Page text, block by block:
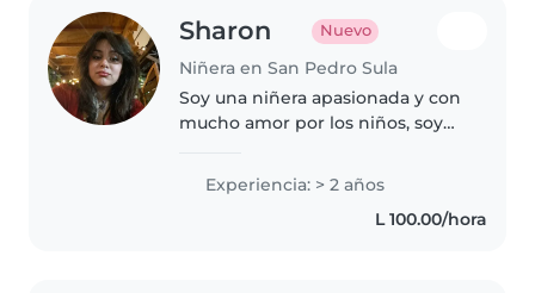
Sharon Nuevo
Niñera en San Pedro Sula
Soy una niñera apasionada y con
mucho amor por los niños, soy
creativa, me encanta sacar cada
día una idea nueva de juego o
aprendizaje para ellos. Estudio..
Experiencia: > 2 años
L 100.00/hora